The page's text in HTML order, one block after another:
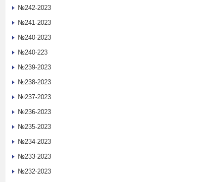
№242-2023
№241-2023
№240-2023
№240-223
№239-2023
№238-2023
№237-2023
№236-2023
№235-2023
№234-2023
№233-2023
№232-2023